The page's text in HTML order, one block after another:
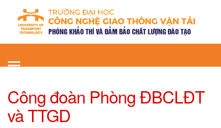
Toggle
Công đoàn Phòng ĐBCLĐT
và TTGD